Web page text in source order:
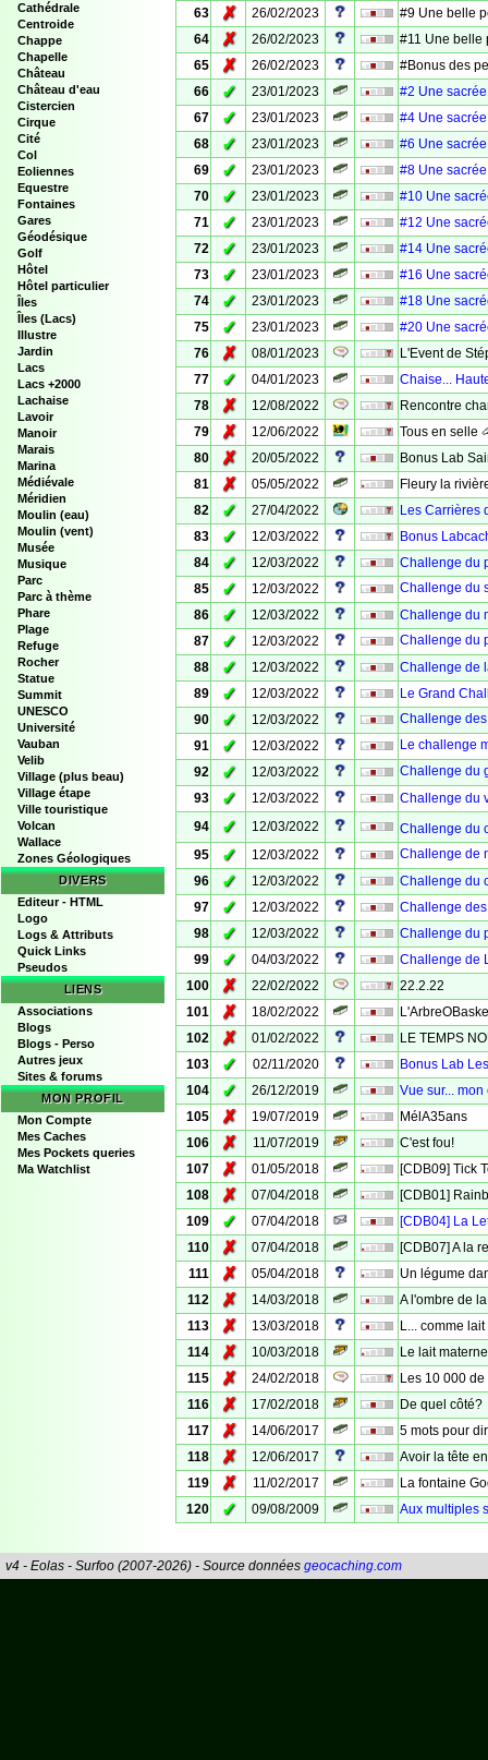
Cathédrale
Centroide
Chappe
Chapelle
Château
Château d'eau
Cistercien
Cirque
Cité
Col
Eoliennes
Equestre
Fontaines
Gares
Géodésique
Golf
Hôtel
Hôtel particulier
Îles
Îles (Lacs)
Illustre
Jardin
Lacs
Lacs +2000
Lachaise
Lavoir
Manoir
Marais
Marina
Médiévale
Méridien
Moulin (eau)
Moulin (vent)
Musée
Musique
Parc
Parc à thème
Phare
Plage
Refuge
Rocher
Statue
Summit
UNESCO
Université
Vauban
Velib
Village (plus beau)
Village étape
Ville touristique
Volcan
Wallace
Zones Géologiques
DIVERS
Editeur - HTML
Logo
Logs & Attributs
Quick Links
Pseudos
LIENS
Associations
Blogs
Blogs - Perso
Autres jeux
Sites & forums
MON PROFIL
Mon Compte
Mes Caches
Mes Pockets queries
Ma Watchlist
63
✗ 26/02/2023
#9 Une belle
64
✗ 26/02/2023
#11 Une belle
65
✗ 26/02/2023
#Bonus des
66
✓ 23/01/2023
#2 Une
67
✓ 23/01/2023
#4 Une
68
✓ 23/01/2023
#6 Une
69
✓ 23/01/2023
#8 Une
70
✓ 23/01/2023
#10 Une
71
✓ 23/01/2023
#12 Une
72
✓ 23/01/2023
#14 Une
73
✓ 23/01/2023
#16 Une
74
✓ 23/01/2023
#18 Une
75
✓ 23/01/2023
#20 Une
76
✗ 08/01/2023
L'Event de
77
✓ 04/01/2023
Chaise...
78
✗ 12/08/2022
Rencontre
79
✗ 12/06/2022
Tous en selle
80
✗ 20/05/2022
Bonus Lab
81
✗ 05/05/2022
Fleury la
82
✓ 27/04/2022
Les Carrières
83
✓ 12/03/2022
Bonus
84
✓ 12/03/2022
Challenge du
85
✓ 12/03/2022
Challenge
86
✓ 12/03/2022
Challenge du
87
✓ 12/03/2022
Challenge du
88
✓ 12/03/2022
Challenge de
89
✓ 12/03/2022
Le Grand
90
✓ 12/03/2022
Challenge
91
✓ 12/03/2022
Le challenge
92
✓ 12/03/2022
Challenge du
93
✓ 12/03/2022
Challenge du
94
✓ 12/03/2022
Challenge du
95
✓ 12/03/2022
Challenge de
96
✓ 12/03/2022
Challenge du
97
✓ 12/03/2022
Challenge
98
✓ 12/03/2022
Challenge du
99
✓ 04/03/2022
Challenge de
100
✗ 22/02/2022
22.2.22
101
✗ 18/02/2022
102
✗ 01/02/2022
LE TEMPS
103
✓ 02/11/2020
Bonus Lab
104
✓ 26/12/2019
Vue sur... mon
105
✗ 19/07/2019
MélA35ans
106
✗ 11/07/2019
C'est fou!
107
✗ 01/05/2018
[CDB09] Tick
108
✗ 07/04/2018
[CDB01]
109
✓ 07/04/2018
[CDB04] La
110
✗ 07/04/2018
[CDB07] A la
111
✗ 05/04/2018
Un légume
112
✗ 14/03/2018
A l'ombre de
113
✗ 13/03/2018
L... comme lait
114
✗ 10/03/2018
Le lait
115
✗ 24/02/2018
Les 10 000
116
✗ 17/02/2018
De quel côté?
117
✗ 14/06/2017
5 mots pour
118
✗ 12/06/2017
Avoir la tête
119
✗ 11/02/2017
La fontaine
120
✓ 09/08/2009 Aux multiples
v4 - Eolas - Surfoo (2007-2026) - Source données geocaching.com